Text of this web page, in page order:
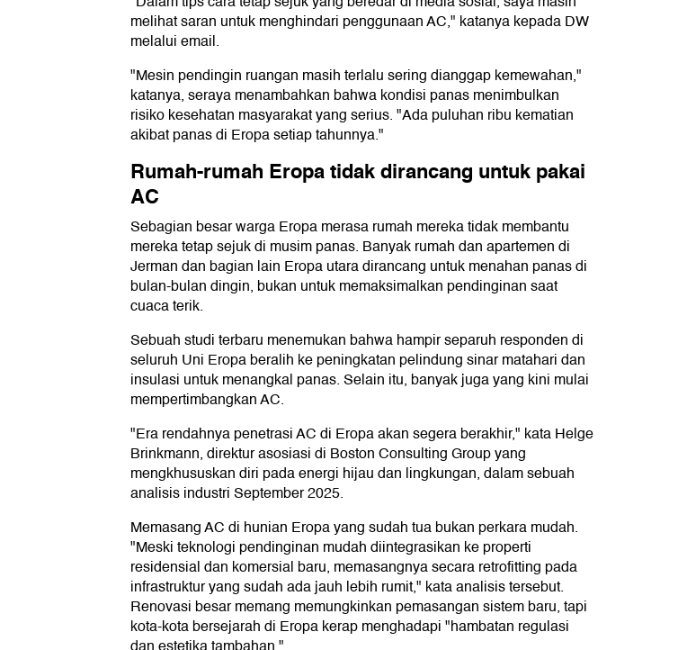
melihat saran untuk menghindari penggunaan AC," katanya kepada DW
melalui email.
"Mesin pendingin ruangan masih terlalu sering dianggap kemewahan,"
katanya, seraya menambahkan bahwa kondisi panas menimbulkan
risiko kesehatan masyarakat yang serius. "Ada puluhan ribu kematian
akibat panas di Eropa setiap tahunnya."
Rumah-rumah Eropa tidak dirancang untuk pakai
AC
Sebagian besar warga Eropa merasa rumah mereka tidak membantu
mereka tetap sejuk di musim panas. Banyak rumah dan apartemen di
Jerman dan bagian lain Eropa utara dirancang untuk menahan panas di
bulan-bulan dingin, bukan untuk memaksimalkan pendinginan saat
cuaca terik.
Sebuah studi terbaru menemukan bahwa hampir separuh responden di
seluruh Uni Eropa beralih ke peningkatan pelindung sinar matahari dan
insulasi untuk menangkal panas. Selain itu, banyak juga yang kini mulai
mempertimbangkan AC.
"Era rendahnya penetrasi AC di Eropa akan segera berakhir," kata Helge
Brinkmann, direktur asosiasi di Boston Consulting Group yang
mengkhususkan diri pada energi hijau dan lingkungan, dalam sebuah
analisis industri September 2025.
Memasang AC di hunian Eropa yang sudah tua bukan perkara mudah.
"Meski teknologi pendinginan mudah diintegrasikan ke properti
residensial dan komersial baru, memasangnya secara retrofitting pada
infrastruktur yang sudah ada jauh lebih rumit," kata analisis tersebut.
Renovasi besar memang memungkinkan pemasangan sistem baru, tapi
kota-kota bersejarah di Eropa kerap menghadapi "hambatan regulasi